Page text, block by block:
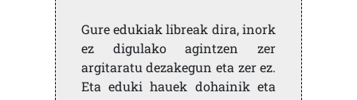
Gure edukiak libreak dira, inork
ez digulako agintzen zer
argitaratu dezakegun eta zer ez.
Eta eduki hauek dohainik eta